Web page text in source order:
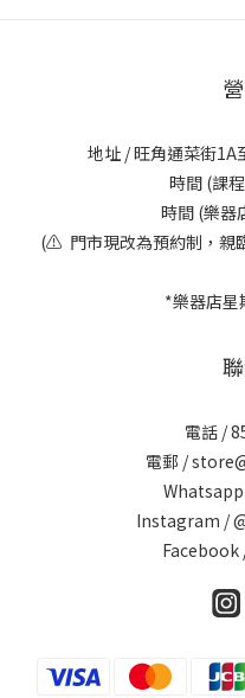
地址 / 旺角通菜街1A
時間 (課
時間 (樂器
(⚠️ 門市現改為預約制，親
*樂器店星
電話 /
電郵 /
Instagram /
Facebook